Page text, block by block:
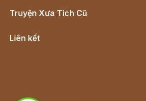
Truyện Xưa Tích Cũ
Liên kết